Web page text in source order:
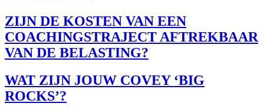
ZIJN DE KOSTEN VAN EEN
COACHINGSTRAJECT AFTREKBAAR
VAN DE BELASTING?
WAT ZIJN JOUW COVEY ‘BIG
ROCKS’?